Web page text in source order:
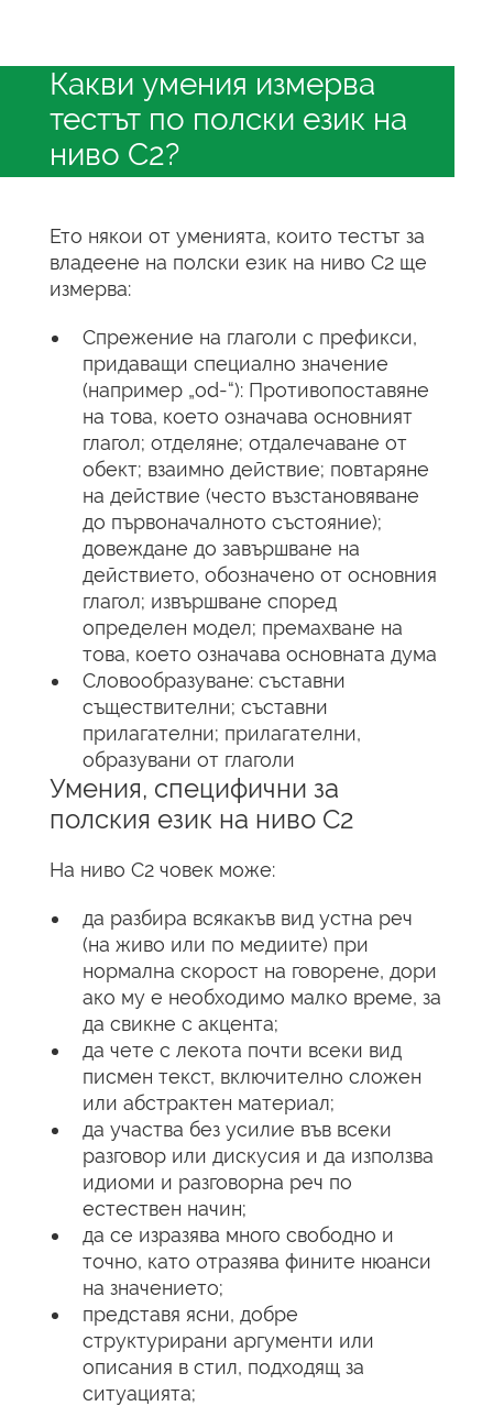
Какви умения измерва
тестът по полски език на
ниво C2?
Ето някои от уменията, които тестът за
владеене на полски език на ниво C2 ще
измерва:
Спрежение на глаголи с префикси,
придаващи специално значение
(например „od-“): Противопоставяне
на това, което означава основният
глагол; отделяне; отдалечаване от
обект; взаимно действие; повтаряне
на действие (често възстановяване
до първоначалното състояние);
довеждане до завършване на
действието, обозначено от основния
глагол; извършване според
определен модел; премахване на
това, което означава основната дума
Словообразуване: съставни
съществителни; съставни
прилагателни; прилагателни,
образувани от глаголи
Умения, специфични за
полския език на ниво C2
На ниво C2 човек може:
да разбира всякакъв вид устна реч
(на живо или по медиите) при
нормална скорост на говорене, дори
ако му е необходимо малко време, за
да свикне с акцента;
да чете с лекота почти всеки вид
писмен текст, включително сложен
или абстрактен материал;
да участва без усилие във всеки
разговор или дискусия и да използва
идиоми и разговорна реч по
естествен начин;
да се изразява много свободно и
точно, като отразява фините нюанси
на значението;
представя ясни, добре
структурирани аргументи или
описания в стил, подходящ за
ситуацията;